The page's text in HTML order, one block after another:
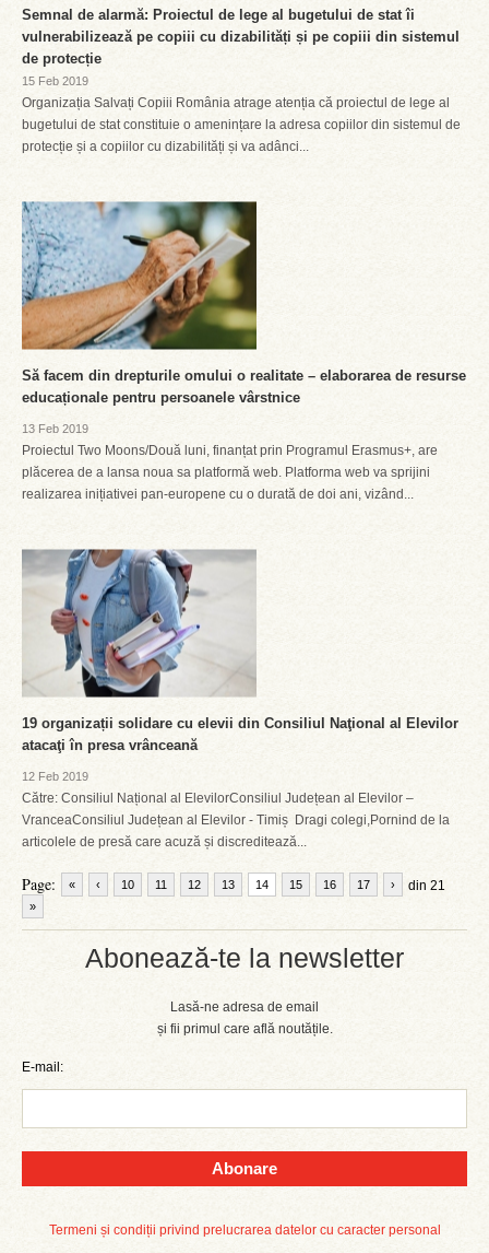
Abonează-te la newsletter
Lasă-ne adresa de email
și fii primul care află noutățile.
E-mail:
Abonare
Termeni și condiții privind prelucrarea datelor cu caracter personal
Semnal de alarmă: Proiectul de lege al bugetului de stat îi
vulnerabilizează pe copiii cu dizabilități și pe copiii din sistemul
de protecție
15 Feb 2019
Organizația Salvați Copiii România atrage atenția că proiectul de lege al
bugetului de stat constituie o amenințare la adresa copiilor din sistemul de
protecție și a copiilor cu dizabilități și va adânci...
Să facem din drepturile omului o realitate – elaborarea de resurse
educaționale pentru persoanele vârstnice
13 Feb 2019
Proiectul Two Moons/Două luni, finanțat prin Programul Erasmus+, are
plăcerea de a lansa noua sa platformă web. Platforma web va sprijini
realizarea inițiativei pan-europene cu o durată de doi ani, vizând...
19 organizații solidare cu elevii din Consiliul Naţional al Elevilor
atacaţi în presa vrânceană
12 Feb 2019
Către: Consiliul Național al ElevilorConsiliul Județean al Elevilor –
VranceaConsiliul Județean al Elevilor - Timiș Dragi colegi,Pornind de la
articolele de presă care acuză și discreditează...
Page: « ‹ 10 11 12 13 14 15 16 17 din 21
›
»